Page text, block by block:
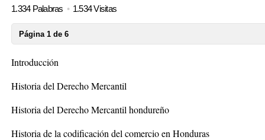
1.334 Palabras
1.534 Visitas
Página 1 de 6
Introducción
Historia del Derecho Mercantil
Historia del Derecho Mercantil hondureño
Historia de la codificación del comercio en Honduras